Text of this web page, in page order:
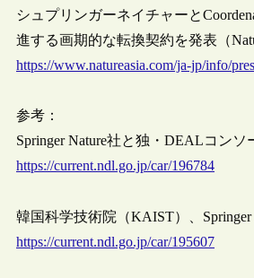
シュプリンガーネイチャーと
進する画期的な転換契約を発表（
https://www.natureasia.com/ja-jp/info/
参考：
Springer Nature社と独・DEALコン
https://current.ndl.go.jp/car/196784
韓国科学技術院（KAIST）、
https://current.ndl.go.jp/car/195607